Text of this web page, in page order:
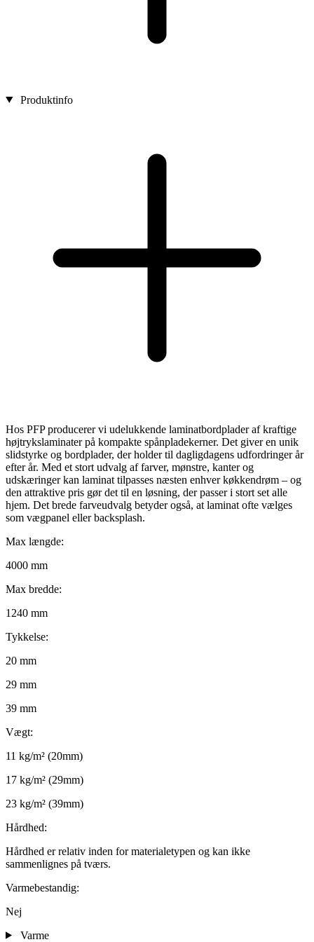
Produktinfo
Hos PFP producerer vi udelukkende laminatbordplader af kraftige
højtrykslaminater på kompakte spånpladekerner. Det giver en unik
slidstyrke og bordplader, der holder til dagligdagens udfordringer år
efter år. Med et stort udvalg af farver, mønstre, kanter og
udskæringer kan laminat tilpasses næsten enhver køkkendrøm – og
den attraktive pris gør det til en løsning, der passer i stort set alle
hjem. Det brede farveudvalg betyder også, at laminat ofte vælges
som vægpanel eller backsplash.
Max længde:
4000 mm
Max bredde:
1240 mm
Tykkelse:
20 mm
29 mm
39 mm
Vægt:
11 kg/m² (20mm)
17 kg/m² (29mm)
23 kg/m² (39mm)
Hårdhed:
Hårdhed er relativ inden for materialetypen og kan ikke
sammenlignes på tværs.
Varmebestandig:
Nej
Varme